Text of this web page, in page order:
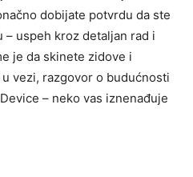
dobijate potvrdu da ste
– uspeh kroz detaljan rad i
je da skinete zidove i
vezi, razgovor o budućnosti
– neko vas iznenađuje